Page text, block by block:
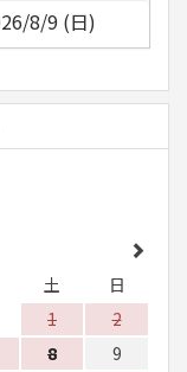
土
日
1
2
8
9